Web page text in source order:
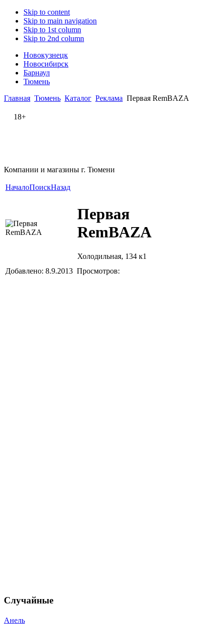
Skip to content
Skip to main navigation
Skip to 1st column
Skip to 2nd column
Новокузнецк
Новосибирск
Барнаул
Тюмень
Главная Тюмень Каталог Реклама Первая RemBAZA
18+
Компании и магазины г. Тюмени
НачалоПоискНазад
Первая
RemBAZA
Холодильная, 134 к1
Добавлено: 8.9.2013 Просмотров:
Случайные
Анель